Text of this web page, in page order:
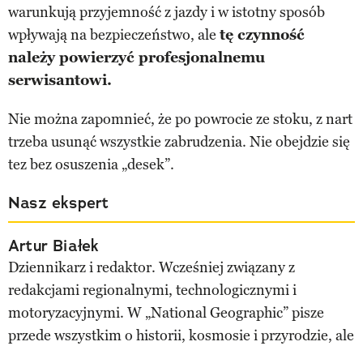
warunkują przyjemność z jazdy i w istotny sposób
wpływają na bezpieczeństwo, ale tę czynność
należy powierzyć profesjonalnemu
serwisantowi.
Nie można zapomnieć, że po powrocie ze stoku, z nart
trzeba usunąć wszystkie zabrudzenia. Nie obejdzie się
tez bez osuszenia „desek”.
Nasz ekspert
Artur Białek
Dziennikarz i redaktor. Wcześniej związany z
redakcjami regionalnymi, technologicznymi i
motoryzacyjnymi. W „National Geographic” pisze
przede wszystkim o historii, kosmosie i przyrodzie, ale